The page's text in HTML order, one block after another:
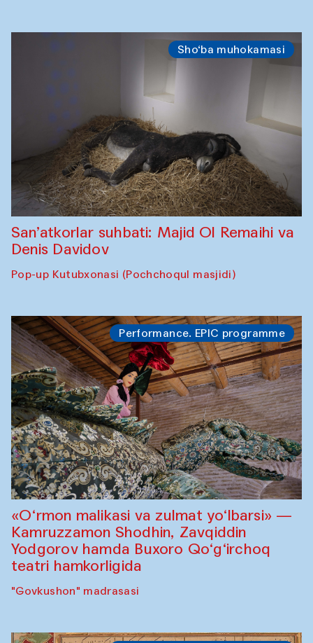
Sho‘ba muhokamasi
San’atkorlar suhbati: Majid Ol Remaihi va
Denis Davidov
Pop-up Kutubxonasi (Pochchoqul masjidi)
Performance. EPIC programme
«O‘rmon malikasi va zulmat yo‘lbarsi» —
Kamruzzamon Shodhin, Zavqiddin
Yodgorov hamda Buxoro Qo‘g‘irchoq
teatri hamkorligida
"Govkushon" madrasasi